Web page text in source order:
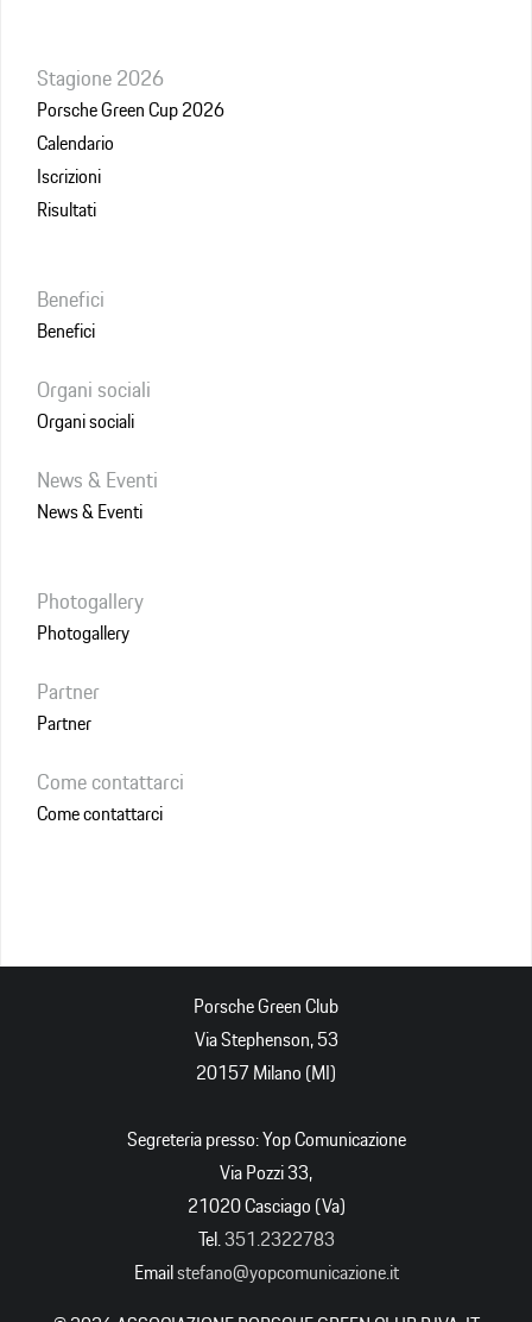
Stagione 2026
Porsche Green Cup 2026
Calendario
Iscrizioni
Risultati
Benefici
Benefici
Organi sociali
Organi sociali
News & Eventi
News & Eventi
Photogallery
Photogallery
Partner
Partner
Come contattarci
Come contattarci
Porsche Green Club
Via Stephenson, 53
20157 Milano (MI)
Segreteria presso: Yop Comunicazione
Via Pozzi 33,
21020 Casciago (Va)
Tel. 351.2322783
Email stefano@yopcomunicazione.it